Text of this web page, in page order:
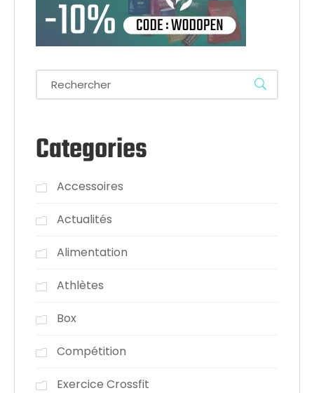
Categories
Accessoires
Actualités
Alimentation
Athlètes
Box
Compétition
Exercice Crossfit